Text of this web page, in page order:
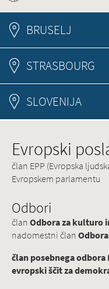
BRUSELJ
STRASBOURG
SLOVENIJA
Evropski
član EPP (Evropska
Evropskem parlamentu
Odbori
članOdbora za kulturo
nadomestni član
član posebnega
evropski ščit za